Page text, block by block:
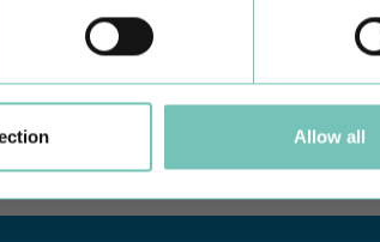
Allow all
a primeira Cirurgia de
Com um formato
combinam